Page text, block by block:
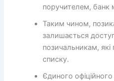
поручителем, банк
Таким чином,
залишається
позичальникам,
списку.
Єдиного